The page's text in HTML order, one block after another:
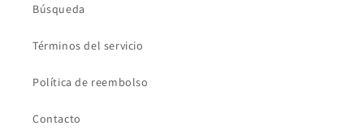
Búsqueda
Términos del servicio
Política de reembolso
Contacto